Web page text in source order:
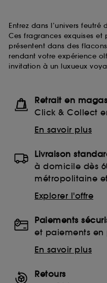
Entrez dans l’univers
Ces fragrances exquises et
présentent dans des
rendant votre expérience
invitation à un luxueux
Retrait en
Click & Collect
En savoir plus
Livraison
à domicile dès
métropolitaine
Explorer l'offre
Paiements
et paiements en
En savoir plus
Retours